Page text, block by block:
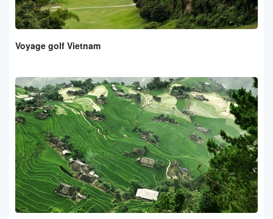
Voyage golf Vietnam